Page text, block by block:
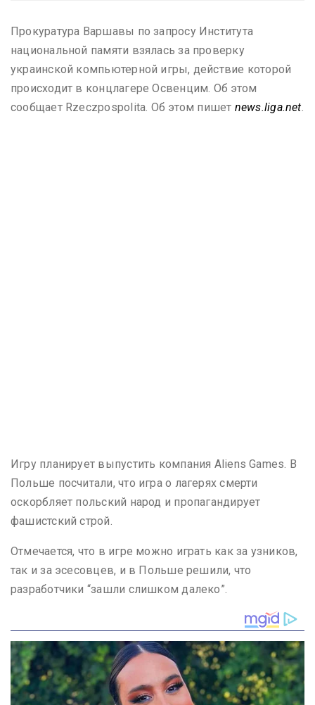
Прокуратура Варшавы по запросу Института
национальной памяти взялась за проверку
украинской компьютерной игры, действие которой
происходит в концлагере Освенцим. Об этом
сообщает Rzeczpospolita. Об этом пишет news.liga.net
Игру планирует выпустить компания Aliens Games. В
Польше посчитали, что игра о лагерях смерти
оскорбляет польский народ и пропагандирует
фашистский строй.
Отмечается, что в игре можно играть как за узников,
так и за эсесовцев, и в Польше решили, что
разработчики “зашли слишком далеко”.